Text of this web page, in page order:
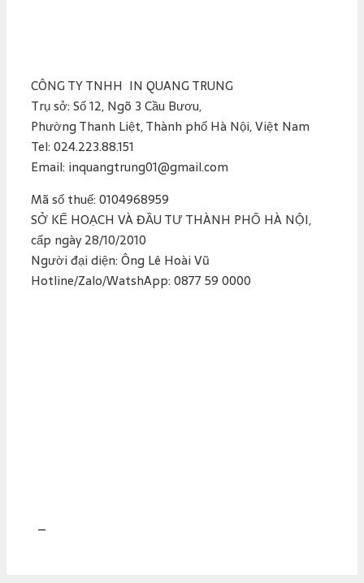
CÔNG TY TNHH IN QUANG TRUNG
Trụ sở: Số 12, Ngõ 3 Cầu Bươu,
Phường Thanh Liệt, Thành phố Hà Nội, Việt Nam
Tel: 024.223.88.151
Email: inquangtrung01@gmail.com
Mã số thuế: 0104968959
SỞ KẾ HOẠCH VÀ ĐẦU TƯ THÀNH PHỐ HÀ NỘI,
cấp ngày 28/10/2010
Người đại diện: Ông Lê Hoài Vũ
Hotline/Zalo/WatshApp: 0877 59 0000
–